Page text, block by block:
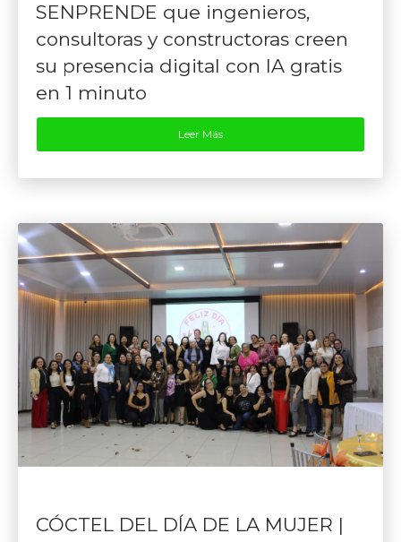
SENPRENDE que ingenieros,
consultoras y constructoras creen
su presencia digital con IA gratis
en 1 minuto
Leer Más
CÓCTEL DEL DÍA DE LA MUJER |